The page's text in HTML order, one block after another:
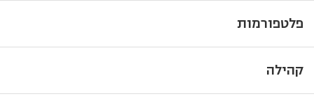
פלטפורמות
קהילה